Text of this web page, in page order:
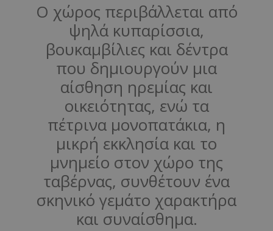
Ο χώρος περιβάλλεται από
ψηλά κυπαρίσσια,
βουκαμβίλιες και δέντρα
που δημιουργούν μια
αίσθηση ηρεμίας και
οικειότητας, ενώ τα
πέτρινα μονοπατάκια, η
μικρή εκκλησία και το
μνημείο στον χώρο της
ταβέρνας, συνθέτουν ένα
σκηνικό γεμάτο χαρακτήρα
και συναίσθημα.